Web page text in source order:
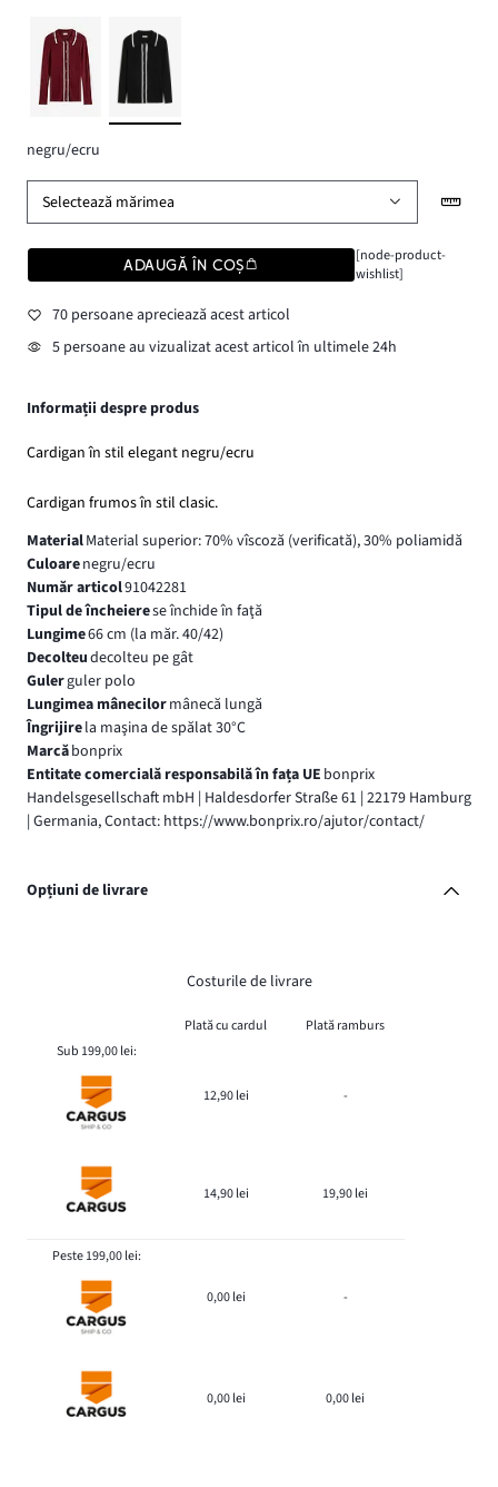
negru/ecru
Selectează mărimea
ADAUGĂ ÎN COȘ
[node-product-
wishlist]
70 persoane apreciează acest articol
5 persoane au vizualizat acest articol în ultimele 24h
Informații despre produs
Cardigan în stil elegant negru/ecru
Cardigan frumos în stil clasic.
MaterialMaterial superior: 70% vîscoză (verificată), 30% poliamidă
Culoarenegru/ecru
Număr articol91042281
Tipul de încheierese închide în faţă
Lungime66 cm (la măr. 40/42)
Decolteudecolteu pe gât
Gulerguler polo
Lungimea mânecilormânecă lungă
Îngrijirela maşina de spălat 30°C
Marcăbonprix
Entitate comercială responsabilă în fața UE bonprix
Handelsgesellschaft mbH | Haldesdorfer Straße 61 | 22179 Hamburg
| Germania, Contact: https://www.bonprix.ro/ajutor/contact/
Opțiuni de livrare
Costurile de livrare
Plată cu cardul
Plată ramburs
Sub 199,00 lei:
12,90 lei -
14,90 lei 19,90 lei
Peste 199,00 lei:
0,00 lei -
0,00 lei 0,00 lei